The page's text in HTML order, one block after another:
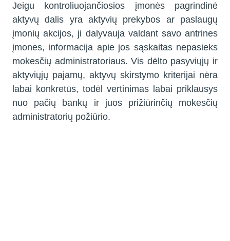
Jeigu kontroliuojančiosios įmonės pagrindinė
aktyvų dalis yra aktyvių prekybos ar paslaugų
įmonių akcijos, ji dalyvauja valdant savo antrines
įmones, informacija apie jos sąskaitas nepasieks
mokesčių administratoriaus. Vis dėlto pasyviųjų ir
aktyviųjų pajamų, aktyvų skirstymo kriterijai nėra
labai konkretūs, todėl vertinimas labai priklausys
nuo pačių bankų ir juos prižiūrinčių mokesčių
administratorių požiūrio.